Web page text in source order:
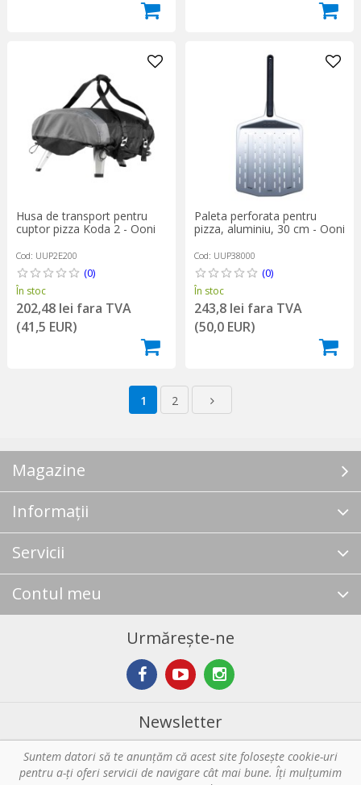
Husa de transport pentru
cuptor pizza Koda 2 - Ooni
Cod: UUP2E200
(0)
În stoc
202,48 lei fara TVA
(41,5 EUR)
Paleta perforata pentru
pizza, aluminiu, 30 cm - Ooni
Cod: UUP38000
(0)
În stoc
243,8 lei fara TVA
(50,0 EUR)
1 2
Magazine
Informații
Servicii
Contul meu
Urmărește-ne
Newsletter
Abonare
Suntem datori să te anunţăm că acest site foloseşte cookie-uri
pentru a-ți oferi servicii de navigare cât mai bune. Îţi mulțumim